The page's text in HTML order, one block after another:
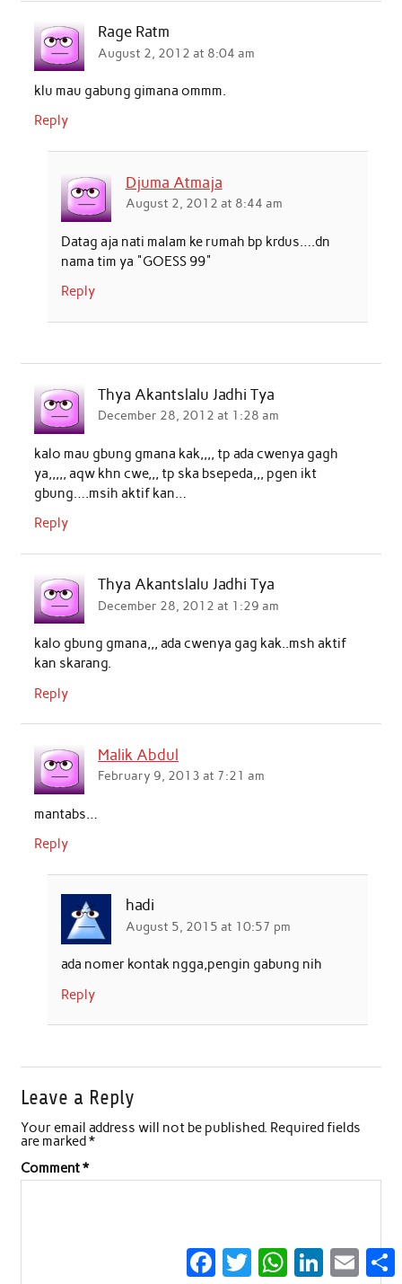
Rage Ratm
August 2, 2012 at 8:04 am
klu mau gabung gimana ommm.
Reply
Djuma Atmaja
August 2, 2012 at 8:44 am
Datag aja nati malam ke rumah bp krdus….dn
nama tim ya "GOESS 99"
Reply
Thya Akantslalu Jadhi Tya
December 28, 2012 at 1:28 am
kalo mau gbung gmana kak,,,, tp ada cwenya gagh
ya,,,,, aqw khn cwe,,, tp ska bsepeda,,, pgen ikt
gbung….msih aktif kan…
Reply
Thya Akantslalu Jadhi Tya
December 28, 2012 at 1:29 am
kalo gbung gmana,,, ada cwenya gag kak..msh aktif
kan skarang.
Reply
Malik Abdul
February 9, 2013 at 7:21 am
mantabs…
Reply
hadi
August 5, 2015 at 10:57 pm
ada nomer kontak ngga,pengin gabung nih
Reply
Leave a Reply
Your email address will not be published. Required fields
are marked*
Comment*
Facebook
Twitter WhatsApp
LinkedInEmail